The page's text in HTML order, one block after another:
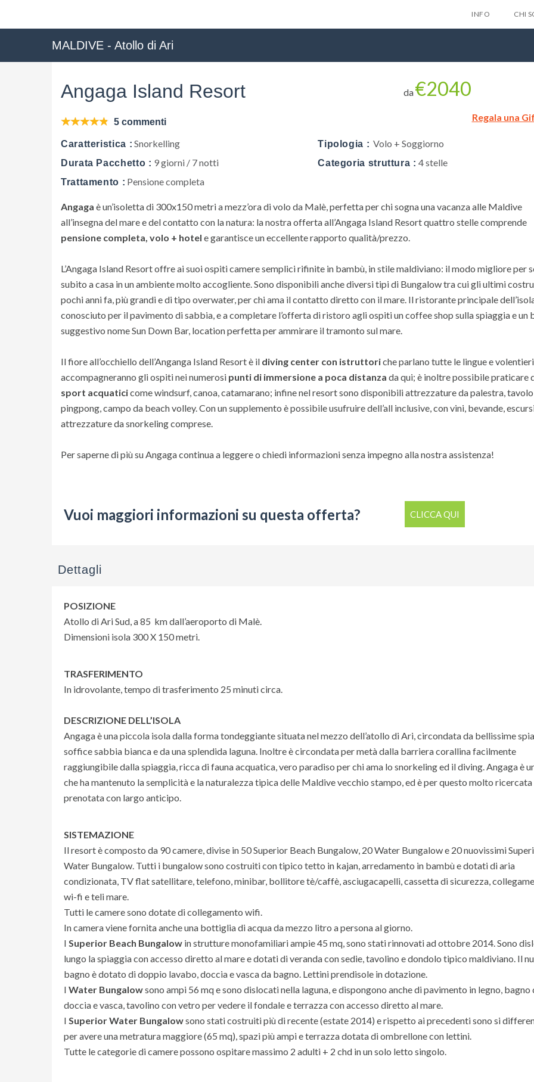
Lascia
Privacy Policy
INFO CHI
MALDIVE - Atollo di Ari
Angaga Island Resort
5 commenti
da€2040
Regala una
Caratteristica : Snorkelling Tipologia : Volo + Soggiorno
Durata Pacchetto : 9 giorni / 7 notti Categoria struttura : 4 stelle
Trattamento : Pensione completa
Angaga è un’isoletta di 300x150 metri a mezz’ora di volo da Malè, perfetta per chi sogna una vacanza alle Maldive
all’insegna del mare e del contatto con la natura: la nostra offerta all’Angaga Island Resort quattro stelle comprende
pensione completa, volo + hotel e garantisce un eccellente rapporto qualità/prezzo.
L’Angaga Island Resort offre ai suoi ospiti camere semplici rifinite in bambù, in stile maldiviano: il modo migliore per
subito a casa in un ambiente molto accogliente. Sono disponibili anche diversi tipi di Bungalow tra cui gli ultimi
pochi anni fa, più grandi e di tipo overwater, per chi ama il contatto diretto con il mare. Il ristorante principale
conosciuto per il pavimento di sabbia, e a completare l’offerta di ristoro agli ospiti un coffee shop sulla spiaggia e un
suggestivo nome Sun Down Bar, location perfetta per ammirare il tramonto sul mare.
Il fiore all’occhiello dell’Anganga Island Resort è il diving center con istruttoriche parlano tutte le lingue e volentieri
accompagneranno gli ospiti nei numerosi punti di immersione a poca distanza da qui; è inoltre possibile praticare
sport acquaticicome windsurf, canoa, catamarano; infine nel resort sono disponibili attrezzature da palestra,
pingpong, campo da beach volley. Con un supplemento è possibile usufruire dell’all inclusive, con vini, bevande,
attrezzature da snorkeling comprese.
Per saperne di più su Angaga continua a leggere o chiedi informazioni senza impegno alla nostra assistenza!
Vuoi maggiori informazioni su questa offerta? CLICCA QUI
Dettagli
POSIZIONE
Atollo di Ari Sud, a 85 km dall’aeroporto di Malè.
Dimensioni isola 300 X 150 metri.
TRASFERIMENTO
In idrovolante, tempo di trasferimento 25 minuti circa.
DESCRIZIONE DELL’ISOLA
Angaga è una piccola isola dalla forma tondeggiante situata nel mezzo dell’atollo di Ari, circondata da bellissime
soffice sabbia bianca e da una splendida laguna. Inoltre è circondata per metà dalla barriera corallina facilmente
raggiungibile dalla spiaggia, ricca di fauna acquatica, vero paradiso per chi ama lo snorkeling ed il diving. Angaga è
che ha mantenuto la semplicità e la naturalezza tipica delle Maldive vecchio stampo, ed è per questo molto ricercata
prenotata con largo anticipo.
SISTEMAZIONE
Il resort è composto da 90 camere, divise in 50 Superior Beach Bungalow, 20 Water Bungalow e 20 nuovissimi
Water Bungalow. Tutti i bungalow sono costruiti con tipico tetto in kajan, arredamento in bambù e dotati di aria
condizionata, TV flat satellitare, telefono, minibar, bollitore tè/caffè, asciugacapelli, cassetta di sicurezza,
wi-fi e teli mare.
Tutti le camere sono dotate di collegamento wifi.
In camera viene fornita anche una bottiglia di acqua da mezzo litro a persona al giorno.
I Superior Beach Bungalow in strutture monofamiliari ampie 45 mq, sono stati rinnovati ad ottobre 2014. Sono
lungo la spiaggia con accesso diretto al mare e dotati di veranda con sedie, tavolino e dondolo tipico maldiviano. Il
bagno è dotato di doppio lavabo, doccia e vasca da bagno. Lettini prendisole in dotazione.
I Water Bungalowsono ampi 56 mq e sono dislocati nella laguna, e dispongono anche di pavimento in legno, bagno
doccia e vasca, tavolino con vetro per vedere il fondale e terrazza con accesso diretto al mare.
I Superior Water Bungalowsono stati costruiti più di recente (estate 2014) e rispetto ai precedenti sono si
per avere una metratura maggiore (65 mq), spazi più ampi e terrazza dotata di ombrellone con lettini.
Tutte le categorie di camere possono ospitare massimo 2 adulti + 2 chd in un solo letto singolo.